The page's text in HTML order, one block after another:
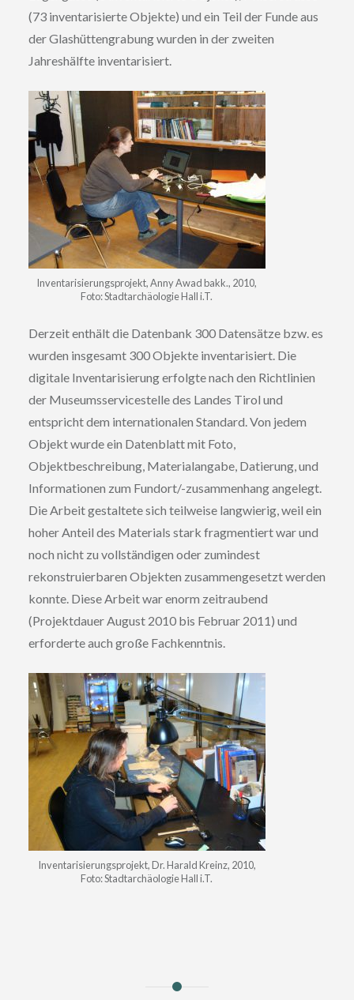
(73 inventarisierte Objekte) und ein Teil der Funde aus
der Glashüttengrabung wurden in der zweiten
Jahreshälfte inventarisiert.
Inventarisierungsprojekt, Anny Awad bakk., 2010,
Foto: Stadtarchäologie Hall i.T.
Derzeit enthält die Datenbank 300 Datensätze bzw. es
wurden insgesamt 300 Objekte inventarisiert. Die
digitale Inventarisierung erfolgte nach den Richtlinien
der Museumsservicestelle des Landes Tirol und
entspricht dem internationalen Standard. Von jedem
Objekt wurde ein Datenblatt mit Foto,
Objektbeschreibung, Materialangabe, Datierung, und
Informationen zum Fundort/-zusammenhang angelegt.
Die Arbeit gestaltete sich teilweise langwierig, weil ein
hoher Anteil des Materials stark fragmentiert war und
noch nicht zu vollständigen oder zumindest
rekonstruierbaren Objekten zusammengesetzt werden
konnte. Diese Arbeit war enorm zeitraubend
(Projektdauer August 2010 bis Februar 2011) und
erforderte auch große Fachkenntnis.
Inventarisierungsprojekt, Dr. Harald Kreinz, 2010,
Foto: Stadtarchäologie Hall i.T.